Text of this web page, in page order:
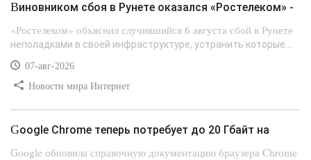
Виновником сбоя в Рунете оказался «Ростелеком» -
«Ростелеком» объяснил случившийся 6 августа сбой в Рунете
неполадками в своей инфраструктуре, устранить которые...
07-авг-2026
Новости мира Интернет
Google Chrome теперь потребует до 20 Гбайт на
Google обновила справочную документацию браузера Chrome